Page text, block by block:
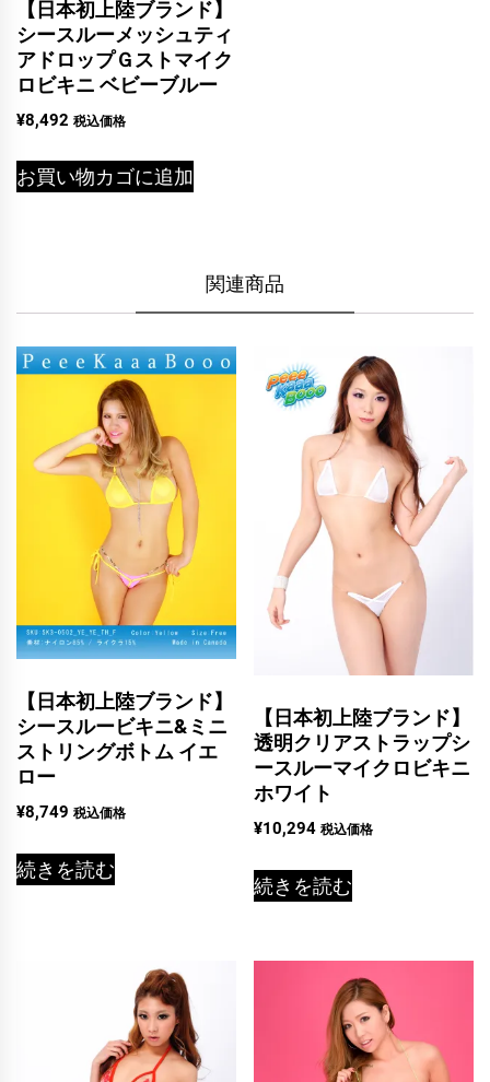
【日本初上陸ブランド】
シースルーメッシュティ
アドロップＧストマイク
ロビキニ ベビーブルー
¥8,492 税込価格
お買い物カゴに追加
関連商品
【日本初上陸ブランド】
シースルービキニ&ミニ
ストリングボトム イエ
ロー
¥8,749 税込価格
続きを読む
【日本初上陸ブランド】
透明クリアストラップシ
ースルーマイクロビキニ
ホワイト
¥10,294 税込価格
続きを読む